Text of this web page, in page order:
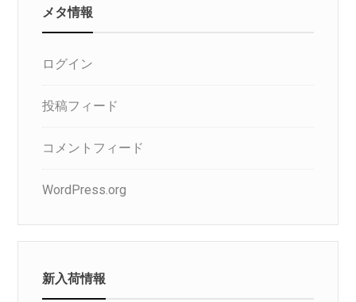
メタ情報
ログイン
投稿フィード
コメントフィード
WordPress.org
新入荷情報